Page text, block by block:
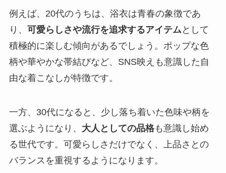
例えば、20代のうちは、浴衣は青春の象徴であ
り、 可愛らしさや流行を追求するアイテム として
積極的に楽しむ傾向があるでしょう。ポップな色
柄や華やかな帯結びなど、SNS映えも意識した自
由な着こなしが特徴です。
一方、30代になると、少し落ち着いた色味や柄を
選ぶようになり、 大人としての品格も意識し始め
る世代です。可愛らしさだけでなく、上品さとの
バランスを重視するようになります。